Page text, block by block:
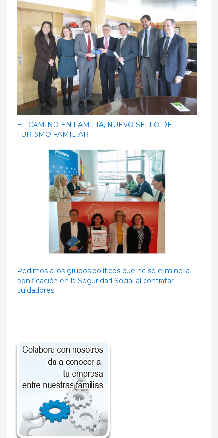
EL CAMINO EN FAMILIA, NUEVO SELLO DE
TURISMO FAMILIAR
Pedimos a los grupos políticos que no se elimine la
bonificación en la Seguridad Social al contratar
cuidadores